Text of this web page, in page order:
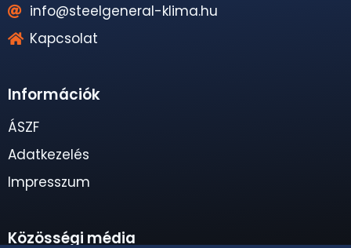
info@steelgeneral-klima.hu
Kapcsolat
Információk
ÁSZF
Adatkezelés
Impresszum
Közösségi média